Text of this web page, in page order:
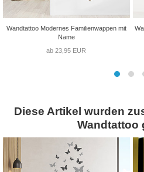
Wandtattoo Modernes Familienwappen mit
Name
ab 23,95 EUR
Diese Artikel wurden
Wandtattoo